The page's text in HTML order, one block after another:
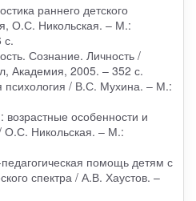
раннего детского
О.С. Никольская. – М.:
с.
Сознание. Личность /
Академия, 2005. – 352 с.
психология / В.С. Мухина. – М.:
особенности и
О.С. Никольская. – М.:
помощь детям с
спектра / А.В. Хаустов. –